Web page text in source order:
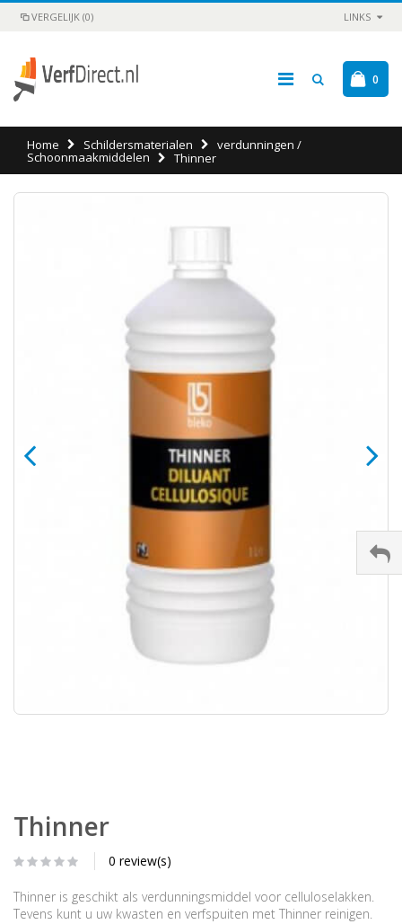
VERGELIJK (0) LINKS
0
Home Schildersmaterialen
verdunningen /
Schoonmaakmiddelen
Thinner
Thinner
0 review(s)
Thinner is geschikt als verdunningsmiddel voor celluloselakken.
Tevens kunt u uw kwasten en verfspuiten met Thinner reinigen.